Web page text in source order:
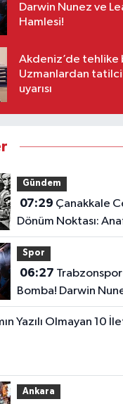
Darwin Nunez ve
Hamlesi!
Akdeniz’de tehlike
Uzmanlardan
uyarısı
Gündem
07:29
Dönüm Noktası:
Zaferi’nin 111. Yıl
Spor
06:27
Bomba! Darwin
Paredes Hamlesi!
Ankara